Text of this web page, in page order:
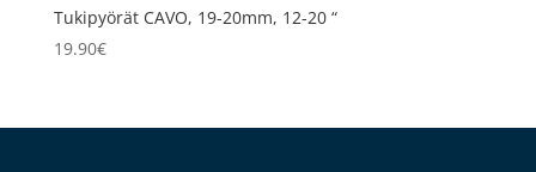
Tukipyörät CAVO, 19-20mm, 12-20 “
19.90€